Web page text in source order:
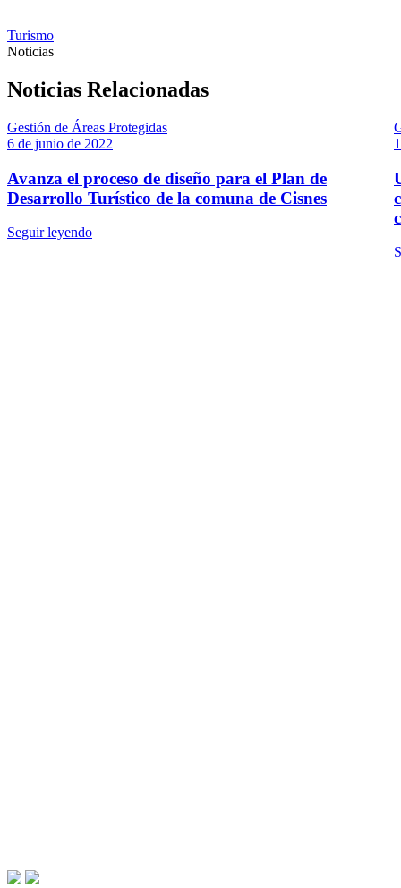
Turismo
Noticias
Noticias Relacionadas
Gestión de Áreas Protegidas
6 de junio de 2022
Avanza el proceso de diseño para el Plan de
Desarrollo Turístico de la comuna de Cisnes
Seguir leyendo